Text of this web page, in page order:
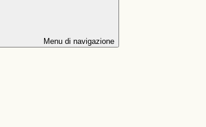
Menu di navigazione